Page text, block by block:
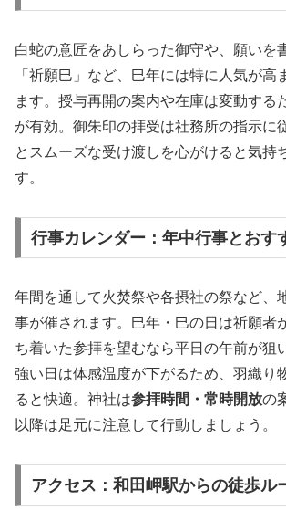
白蛇の意匠をあしらった御守や、願いを
「祈願巳」など、巳年には特に人気が高
ます。授与再開の案内や在庫は変動する
が有効。御朱印の拝受は社務所の指示に
とスムーズな受け渡しを心がけると気持
す。
行事カレンダー：年中行事とおす
年間を通して火焚祭や各摂社の祭など、
事が催されます。巳年・巳の日は祈願者
ち着いた参拝を望むなら平日の午前が狙
強い日は体感温度が下がるため、羽織り
ると快適。神社は参拝時間・常時開放の
以降は足元に注意して行動しましょう。
アクセス：和田岬駅からの徒歩ル